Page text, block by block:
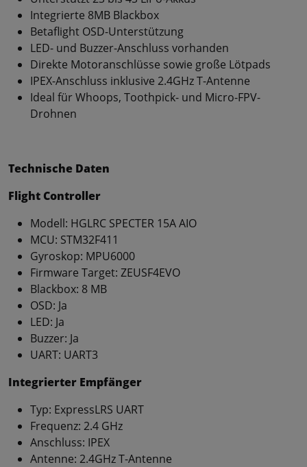
Integrierte 8MB Blackbox
Betaflight OSD-Unterstützung
LED- und Buzzer-Anschluss vorhanden
Direkte Motoranschlüsse sowie große Lötpads
IPEX-Anschluss inklusive 2.4GHz T-Antenne
Ideal für Whoops, Toothpick- und Micro-FPV-
Drohnen
Technische Daten
Flight Controller
Modell: HGLRC SPECTER 15A AIO
MCU: STM32F411
Gyroskop: MPU6000
Firmware Target: ZEUSF4EVO
Blackbox: 8 MB
OSD: Ja
LED: Ja
Buzzer: Ja
UART: UART3
Integrierter Empfänger
Typ: ExpressLRS UART
Frequenz: 2.4 GHz
Anschluss: IPEX
Antenne: 2.4GHz T-Antenne